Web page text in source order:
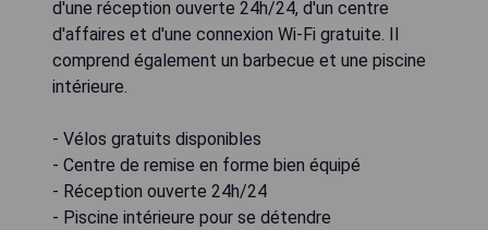
d'une réception ouverte 24h/24, d'un centre
d'affaires et d'une connexion Wi-Fi gratuite. Il
comprend également un barbecue et une piscine
intérieure.
- Vélos gratuits disponibles
- Centre de remise en forme bien équipé
- Réception ouverte 24h/24
- Piscine intérieure pour se détendre